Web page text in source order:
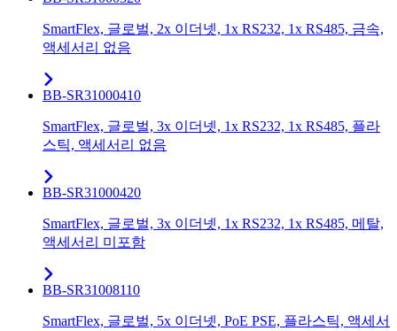
SmartFlex, 글로벌, 2x 이더넷, 1x RS232, 1x RS485, 금속,
액세서리 없음
BB-SR31000410
SmartFlex, 글로벌, 3x 이더넷, 1x RS232, 1x RS485, 플라
스틱, 액세서리 없음
BB-SR31000420
SmartFlex, 글로벌, 3x 이더넷, 1x RS232, 1x RS485, 메탈,
액세서리 미포함
BB-SR31008110
SmartFlex, 글로벌, 5x 이더넷, PoE PSE, 플라스틱, 액세서